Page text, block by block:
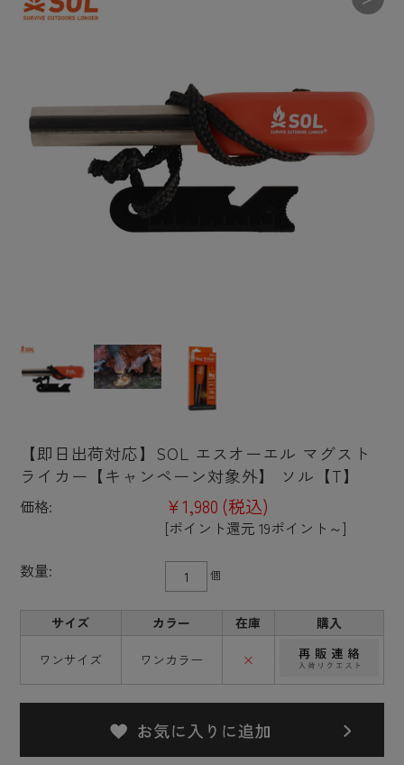
【即日出荷対応】SOL エスオーエル マグスト
ライカー【キャンペーン対象外】 ソル【T】
価格: ¥1,980 (税込)
[ポイント還元 19ポイント～]
数量:
個
サイズ カラー 在庫 購入
ワンサイズ ワンカラー ×